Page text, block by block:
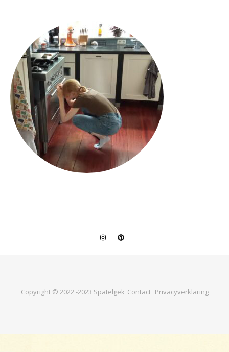
Copyright © 2022 -2023 Spatelgek Contact Privacyverklaring